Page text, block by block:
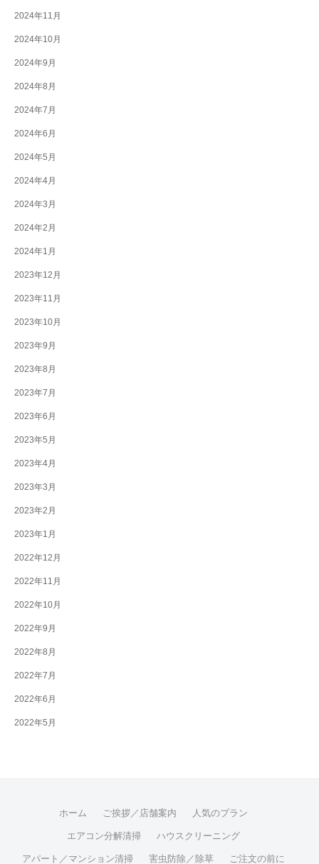
2024年11月
2024年10月
2024年9月
2024年8月
2024年7月
2024年6月
2024年5月
2024年4月
2024年3月
2024年2月
2024年1月
2023年12月
2023年11月
2023年10月
2023年9月
2023年8月
2023年7月
2023年6月
2023年5月
2023年4月
2023年3月
2023年2月
2023年1月
2022年12月
2022年11月
2022年10月
2022年9月
2022年8月
2022年7月
2022年6月
2022年5月
ホーム ご挨拶／店舗案内 人気のプラン
エアコン分解清掃 ハウスクリーニング
アパート／マンション清掃 害虫防除／除草 ご注文の前に